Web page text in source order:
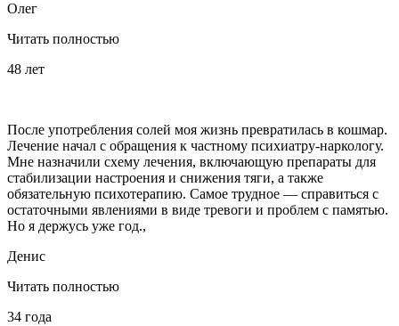
Олег
Читать полностью
48 лет
После употребления солей моя жизнь превратилась в кошмар.
Лечение начал с обращения к частному психиатру-наркологу.
Мне назначили схему лечения, включающую препараты для
стабилизации настроения и снижения тяги, а также
обязательную психотерапию. Самое трудное — справиться с
остаточными явлениями в виде тревоги и проблем с памятью.
Но я держусь уже год.,
Денис
Читать полностью
34 года